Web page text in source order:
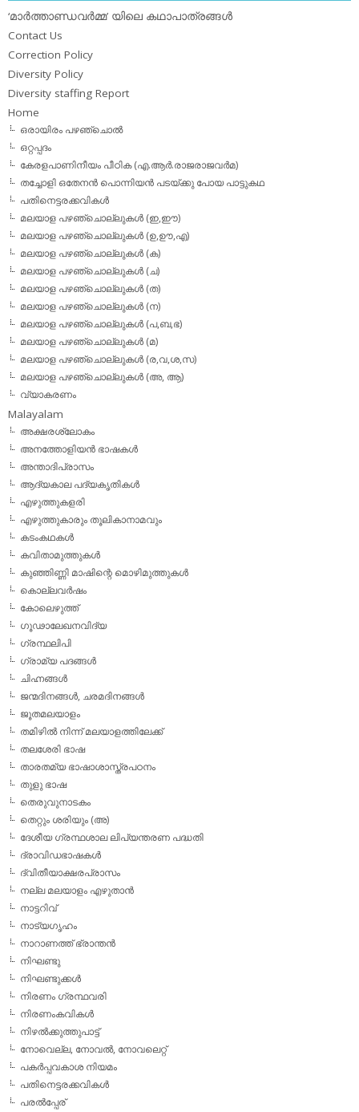
‘മാര്‍ത്താണ്ഡവര്‍മ്മ’ യിലെ കഥാപാത്രങ്ങള്‍
Contact Us
Correction Policy
Diversity Policy
Diversity staffing Report
Home
ഒരായിരം പഴഞ്ചൊല്‍
ഒറ്റപ്പദം
കേരളപാണിനീയം പീഠിക (എ.ആര്‍.രാജരാജവര്‍മ)
തച്ചോളി ഒതേനൻ പൊന്നിയൻ പടയ്‌ക്കു പോയ പാട്ടുകഥ
പതിനെട്ടരക്കവികള്‍
മലയാള പഴഞ്ചൊല്ലുകള്‍ (ഇ,ഈ)
മലയാള പഴഞ്ചൊല്ലുകള്‍ (ഉ,ഊ,എ)
മലയാള പഴഞ്ചൊല്ലുകള്‍ (ക)
മലയാള പഴഞ്ചൊല്ലുകള്‍ (ച)
മലയാള പഴഞ്ചൊല്ലുകള്‍ (ത)
മലയാള പഴഞ്ചൊല്ലുകള്‍ (ന)
മലയാള പഴഞ്ചൊല്ലുകള്‍ (പ,ബ,ഭ)
മലയാള പഴഞ്ചൊല്ലുകള്‍ (മ)
മലയാള പഴഞ്ചൊല്ലുകള്‍ (ര,വ,ശ,സ)
മലയാള പഴഞ്ചൊല്ലുകൾ (അ, ആ)
വ്യാകരണം
Malayalam
അക്ഷരശ്ലോകം
അനത്തോളിയന്‍ ഭാഷകള്‍
അന്താദിപ്രാസം
ആദ്യകാല പദ്യകൃതികള്‍
എഴുത്തുകളരി
എഴുത്തുകാരും തൂലികാനാമവും
കടംകഥകള്‍
കവിതാമുത്തുകള്‍
കുഞ്ഞിണ്ണി മാഷിന്റെ മൊഴിമുത്തുകള്‍
കൊല്ലവര്‍ഷം
കോലെഴുത്ത്
ഗൂഢാലേഖനവിദ്യ
ഗ്രന്ഥലിപി
ഗ്രാമ്യ പദങ്ങള്‍
ചിഹ്നങ്ങള്‍
ജന്മദിനങ്ങള്‍, ചരമദിനങ്ങള്‍
ജൂതമലയാളം
തമിഴില്‍ നിന്ന് മലയാളത്തിലേക്ക്
തലശേരി ഭാഷ
താരതമ്യ ഭാഷാശാസ്ത്രപഠനം
തുളു ഭാഷ
തെരുവുനാടകം
തെറ്റും ശരിയും (അ)
ദേശീയ ഗ്രന്ഥശാല ലിപ്യന്തരണ പദ്ധതി
ദ്രാവിഡഭാഷകള്‍
ദ്വിതീയാക്ഷരപ്രാസം
നല്ല മലയാളം എഴുതാന്‍
നാട്ടറിവ്
നാട്യഗൃഹം
നാറാണത്ത് ഭ്രാന്തന്‍
നിഘണ്ടു
നിഘണ്ടുക്കള്‍
നിരണം ഗ്രന്ഥവരി
നിരണംകവികള്‍
നിഴല്‍ക്കുത്തുപാട്ട്
നോവെല്ല, നോവല്‍, നോവലെറ്റ്
പകര്‍പ്പവകാശ നിയമം
പതിനെട്ടരക്കവികള്‍
പരല്‍പ്പേര്